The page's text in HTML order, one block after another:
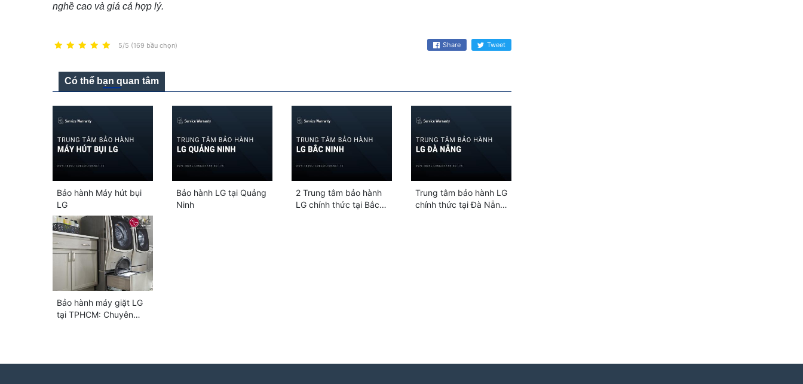
nghề cao và giá cả hợp lý.
5/5 (169 bầu chọn) Share Tweet
Có thể bạn quan tâm
Bảo hành Máy hút bụi
LG
Bảo hành LG tại Quảng
Ninh
2 Trung tâm bảo hành
LG chính thức tại Bắc
Trung tâm bảo hành LG
chính thức tại Đà Nẵng
Bảo hành máy giặt LG
tại TPHCM: Chuyên